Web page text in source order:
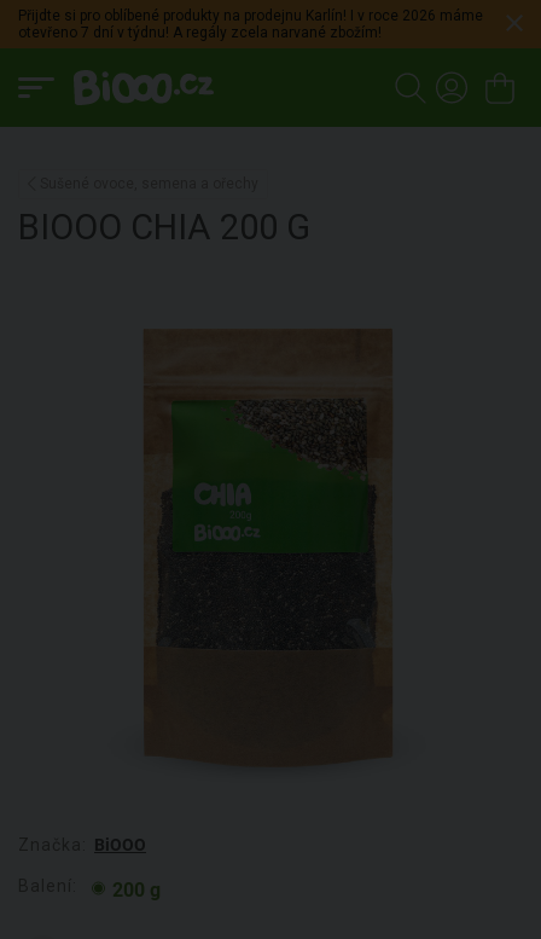
Přijdte si pro oblíbené produkty na prodejnu Karlín! I v roce 2026 máme
otevřeno 7 dní v týdnu! A regály zcela narvané zbožím!
BIOOO CHIA 200 G
BiOOO
200 g